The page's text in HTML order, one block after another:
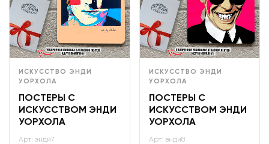
ИСКУССТВО ЭНДИ
УОРХОЛА
ПОСТЕРЫ С
ИСКУССТВОМ ЭНДИ
УОРХОЛА
Арт: энди7
ИСКУССТВО ЭНДИ
УОРХОЛА
ПОСТЕРЫ С
ИСКУССТВОМ ЭНДИ
УОРХОЛА
Арт: энди8